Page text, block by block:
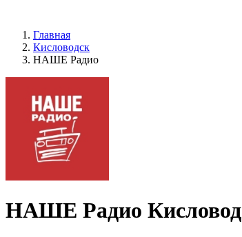
Главная
Кисловодск
НАШЕ Радио
НАШЕ Радио